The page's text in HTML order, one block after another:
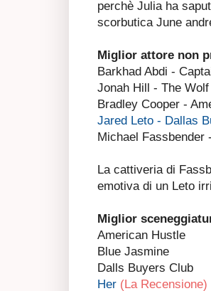
perchè Julia ha
scorbutica June
Miglior attore non
Barkhad Abdi -
Jonah Hill - The
Bradley Cooper -
Jared Leto - Dallas
Michael Fassbender
La cattiveria di
emotiva di un Leto
Miglior
American Hustle
Blue Jasmine
Dalls Buyers Club
Her (La Recensione)